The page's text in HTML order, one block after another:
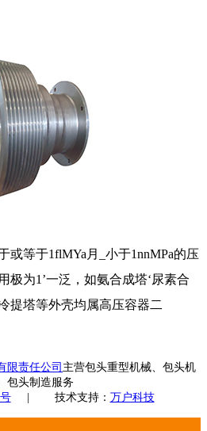
等于1flMYa月_小于1nnMPa的压
极为1’一泛，如氨合成塔‘尿素合
提塔等外壳均属高压容器二
限责任公司 主营包头重型机械、包头机
包头制造服务
| 技术支持： 万户科技